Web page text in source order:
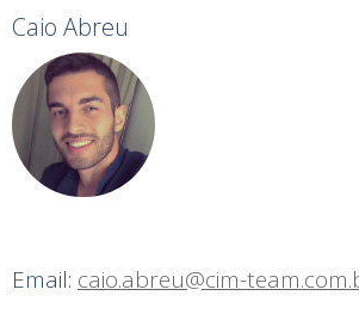
Caio Abreu
Email: caio.abreu@cim-